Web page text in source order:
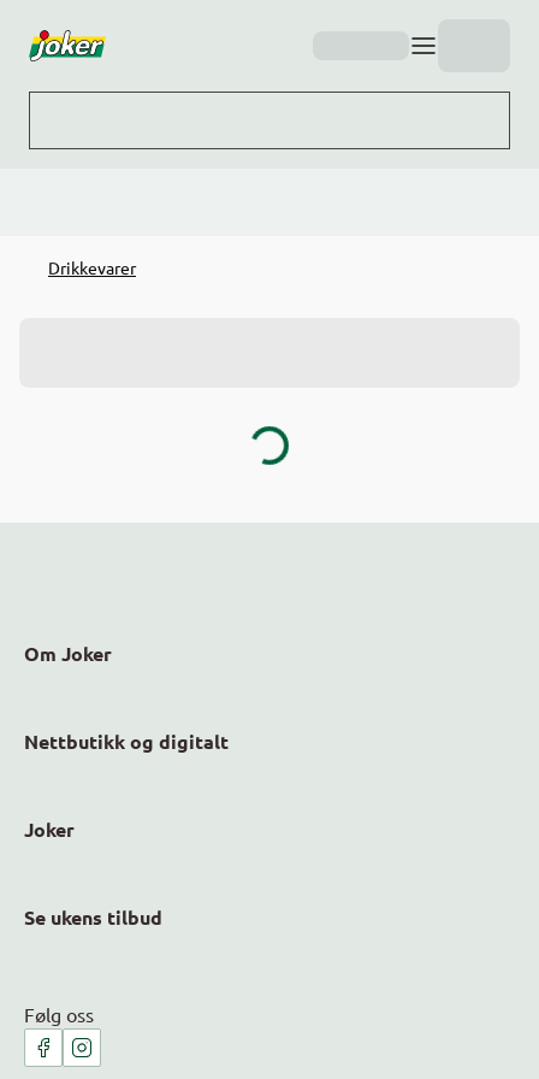
Drikkevarer
Om Joker
Nettbutikk og digitalt
Joker
Se ukens tilbud
Følg oss